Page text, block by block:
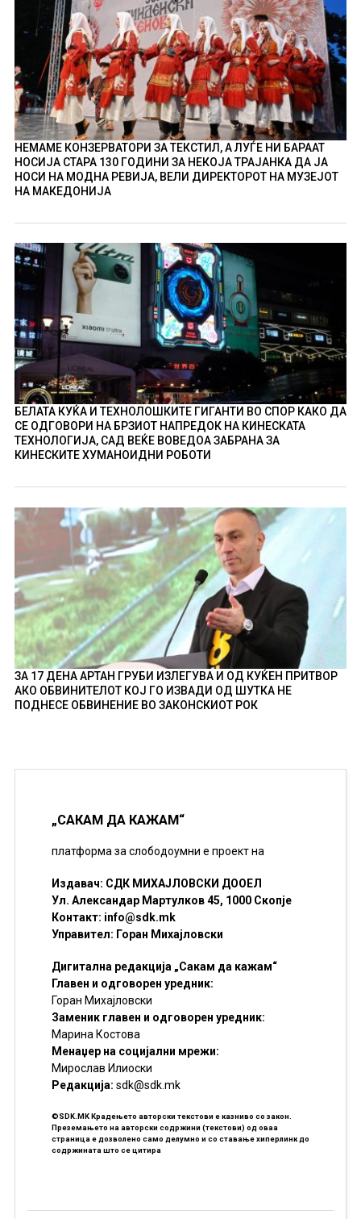
НЕМАМЕ КОНЗЕРВАТОРИ ЗА ТЕКСТИЛ, А ЛУЃЕ НИ БАРААТ
НОСИЈА СТАРА 130 ГОДИНИ ЗА НЕКОЈА ТРАЈАНКА ДА ЈА
НОСИ НА МОДНА РЕВИЈА, ВЕЛИ ДИРЕКТОРОТ НА МУЗЕЈОТ
НА МАКЕДОНИЈА
БЕЛАТА КУЌА И ТЕХНОЛОШКИТЕ ГИГАНТИ ВО СПОР КАКО ДА
СЕ ОДГОВОРИ НА БРЗИОТ НАПРЕДОК НА КИНЕСКАТА
ТЕХНОЛОГИЈА, САД ВЕЌЕ ВОВЕДОА ЗАБРАНА ЗА
КИНЕСКИТЕ ХУМАНОИДНИ РОБОТИ
ЗА 17 ДЕНА АРТАН ГРУБИ ИЗЛЕГУВА И ОД КУЌЕН ПРИТВОР
АКО ОБВИНИТЕЛОТ КОЈ ГО ИЗВАДИ ОД ШУТКА НЕ
ПОДНЕСЕ ОБВИНЕНИЕ ВО ЗАКОНСКИОТ РОК
„САКАМ ДА КАЖАМ“
платформа за слободоумни е проект на
Издавач: СДК МИХАЈЛОВСКИ ДООЕЛ
Ул. Александар Мартулков 45, 1000 Скопје
Контакт: info@sdk.mk
Управител: Горан Михајловски
Дигитална редакција „Сакам да кажам“
Главен и одговорен уредник:
Горан Михајловски
Заменик главен и одговорен уредник:
Марина Костова
Менаџер на социјални мрежи:
Мирослав Илиоски
Редакцијa: sdk@sdk.mk
©SDK.MK Крадењето авторски текстови е казниво со закон.
Преземањето на авторски содржини (текстови) од оваа
страница е дозволено само делумно и со ставање хиперлинк до
содржината што се цитира